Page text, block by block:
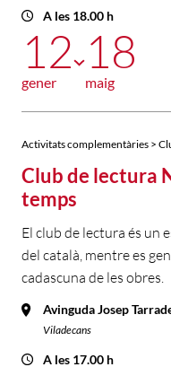
A les 18.00 h
12
gener
18
maig
Activitats complementàries >
Club de lectura
temps
El club de lectura és un
del català, mentre es
cadascuna de les obres.
Avinguda Josep
Viladecans
A les 17.00 h